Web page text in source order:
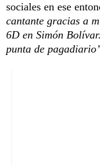
sociales en ese
cantante gracias a
6D en Simón
punta de